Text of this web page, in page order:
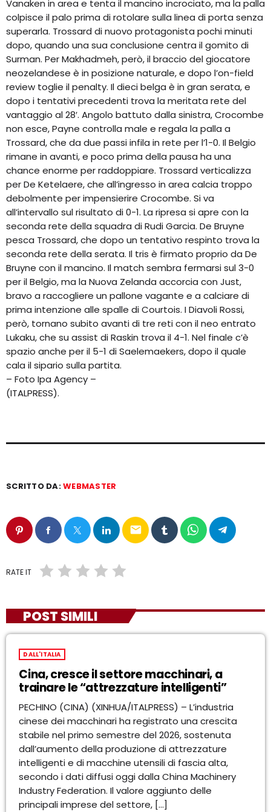
Vanaken in area e tenta il mancino incrociato, ma la palla
colpisce il palo prima di rotolare sulla linea di porta senza
superarla. Trossard di nuovo protagonista pochi minuti
dopo, quando una sua conclusione centra il gomito di
Surman. Per Makhadmeh, però, il braccio del giocatore
neozelandese è in posizione naturale, e dopo l’on-field
review toglie il penalty. Il dieci belga è in gran serata, e
dopo i tentativi precedenti trova la meritata rete del
vantaggio al 28′. Angolo battuto dalla sinistra, Crocombe
non esce, Payne controlla male e regala la palla a
Trossard, che da due passi infila in rete per l’1-0. Il Belgio
rimane in avanti, e poco prima della pausa ha una
chance enorme per raddoppiare. Trossard verticalizza
per De Ketelaere, che all’ingresso in area calcia troppo
debolmente per impensierire Crocombe. Si va
all’intervallo sul risultato di 0-1. La ripresa si apre con la
seconda rete della squadra di Rudi Garcia. De Bruyne
pesca Trossard, che dopo un tentativo respinto trova la
seconda rete della serata. Il tris è firmato proprio da De
Bruyne con il mancino. Il match sembra fermarsi sul 3-0
per il Belgio, ma la Nuova Zelanda accorcia con Just,
bravo a raccogliere un pallone vagante e a calciare di
prima intenzione alle spalle di Courtois. I Diavoli Rossi,
però, tornano subito avanti di tre reti con il neo entrato
Lukaku, che su assist di Raskin trova il 4-1. Nel finale c’è
spazio anche per il 5-1 di Saelemaekers, dopo il quale
cala il sipario sulla partita.
– Foto Ipa Agency –
(ITALPRESS).
SCRITTO DA:WEBMASTER
email
RATE IT
POST SIMILI
DALL'ITALIA
Cina, cresce il settore macchinari, a
trainare le “attrezzature intelligenti”
PECHINO (CINA) (XINHUA/ITALPRESS) – L’industria
cinese dei macchinari ha registrato una crescita
stabile nel primo semestre del 2026, sostenuta
dall’aumento della produzione di attrezzature
intelligenti e di macchine utensili di fascia alta,
secondo i dati diffusi oggi dalla China Machinery
Industry Federation. Il valore aggiunto delle
principali imprese del settore, […]